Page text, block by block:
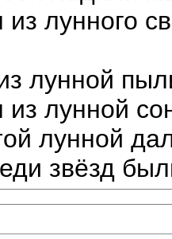
лунного
лунной
лунной
лунной
звёзд